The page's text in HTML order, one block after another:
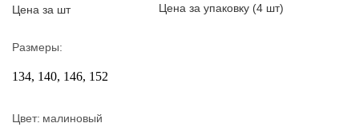
Цена за шт Цена за упаковку (4 шт)
Размеры:
134 140 146 152
Цвет: малиновый